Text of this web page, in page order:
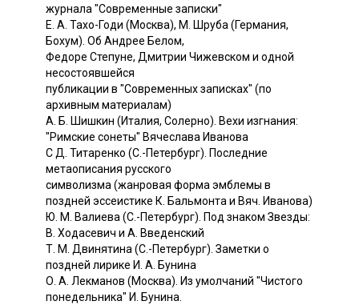
журнала "Современные записки"
Е. А. Тахо-Годи (Москва), М. Шруба (Германия,
Бохум). Об Андрее Белом,
Федоре Степуне, Дмитрии Чижевском и одной
несостоявшейся
публикации в "Современных записках" (по
архивным материалам)
А. Б. Шишкин (Италия, Солерно). Вехи изгнания:
"Римские сонеты" Вячеслава Иванова
С Д. Титаренко (С.-Петербург). Последние
метаописания русского
символизма (жанровая форма эмблемы в
поздней эссеистике К. Бальмонта и Вяч. Иванова)
Ю. М. Валиева (С.-Петербург). Под знаком Звезды:
В. Ходасевич и А. Введенский
Т. М. Двинятина (С.-Петербург). Заметки о
поздней лирике И. А. Бунина
О. А. Лекманов (Москва). Из умолчаний "Чистого
понедельника" И. Бунина.